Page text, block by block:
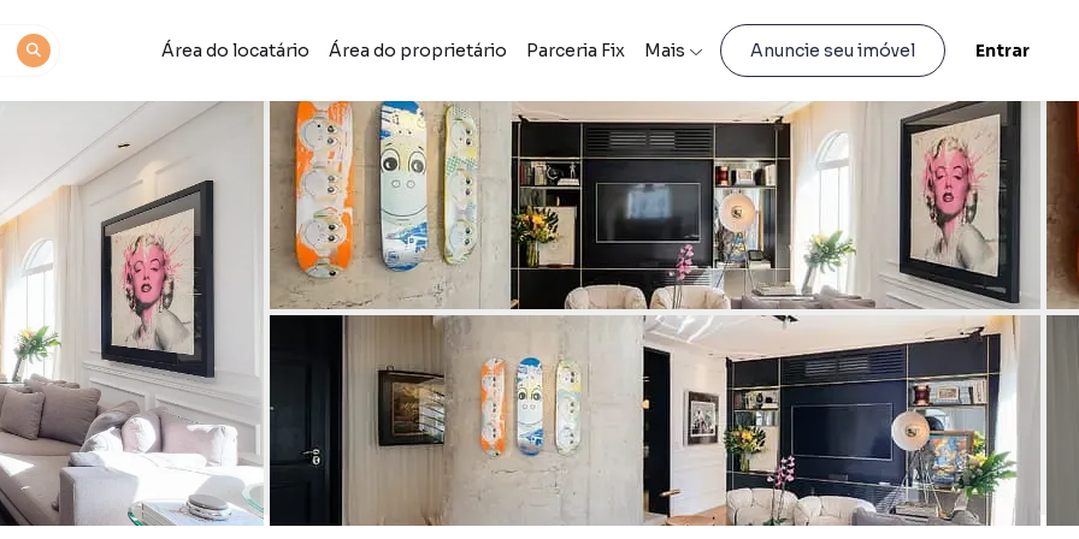
Área do locatário Área do proprietário Parceria Fix Mais Anuncie seu imóvel Entrar